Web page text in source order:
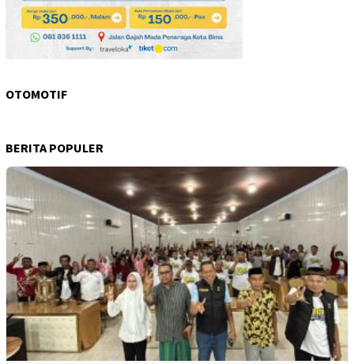
OTOMOTIF
BERITA POPULER